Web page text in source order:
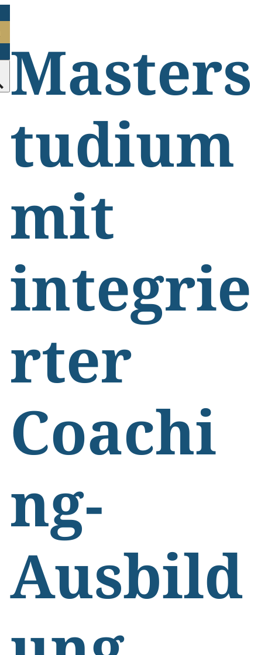
Masters
tudium
mit
integrie
rter
Coachi
ng-
Ausbild